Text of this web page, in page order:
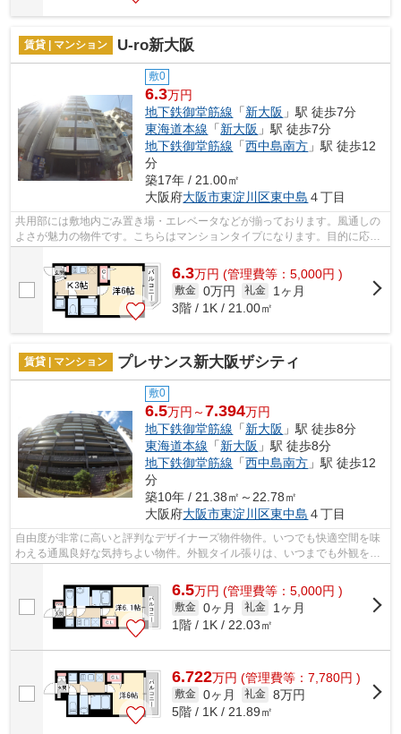
賃貸 | マンション U-ro新大阪
敷0
6.3万円
地下鉄御堂筋線 「新大阪 」駅 徒歩7分
東海道本線 「新大阪 」駅 徒歩7分
地下鉄御堂筋線 「西中島南方 」駅 徒歩12
分
築17年 / 21.00㎡
大阪府大阪市東淀川区東中島 ４丁目
共用部には敷地内ごみ置き場・エレベータなどが揃っております。風通しの
よさが魅力の物件です。こちらはマンションタイプになります。目的に応じ
6.3万円 (管理費等：5,000円 )
敷金 0万円 礼金
1ヶ月
3階 / 1K / 21.00㎡
賃貸 | マンション プレサンス新大阪ザシティ
敷0
6.5万円～7.394万円
地下鉄御堂筋線 「新大阪 」駅 徒歩8分
東海道本線 「新大阪 」駅 徒歩8分
地下鉄御堂筋線 「西中島南方 」駅 徒歩12
分
築10年 / 21.38㎡～22.78㎡
大阪府大阪市東淀川区東中島 ４丁目
自由度が非常に高いと評判なデザイナーズ物件物件。いつでも快適空間を味
わえる通風良好な気持ちよい物件。外観タイル張りは、いつまでも外観をき
6.5万円 (管理費等：5,000円 )
敷金 0ヶ月 礼金
1ヶ月
1階 / 1K / 22.03㎡
6.722万円 (管理費等：7,780円 )
敷金 0ヶ月 礼金 8万円
5階 / 1K / 21.89㎡